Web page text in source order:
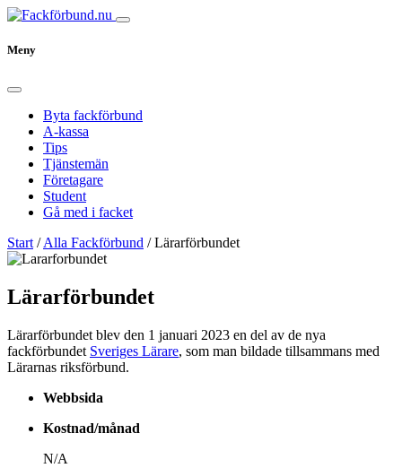
Meny
Byta fackförbund
A-kassa
Tips
Tjänstemän
Företagare
Student
Gå med i facket
Start /Alla Fackförbund /Lärarförbundet
Lärarförbundet
Lärarförbundet blev den 1 januari 2023 en del av de nya
fackförbundet Sveriges Lärare, som man bildade tillsammans med
Lärarnas riksförbund.
Webbsida
Kostnad/månad
N/A